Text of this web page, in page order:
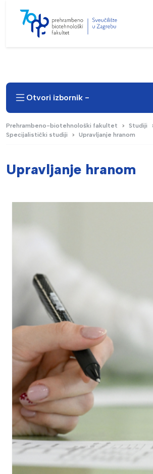
Otvori izbornik -
Prehrambeno-biotehnološki fakultet
Studiji
Specijalistički studiji
Upravljanje hranom
Upravljanje hranom